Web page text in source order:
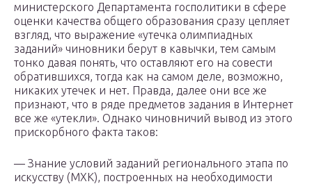
министерского Департамента госполитики в сфере
оценки качества общего образования сразу цепляет
взгляд, что выражение «утечка олимпиадных
заданий» чиновники берут в кавычки, тем самым
тонко давая понять, что оставляют его на совести
обратившихся, тогда как на самом деле, возможно,
никаких утечек и нет. Правда, далее они все же
признают, что в ряде предметов задания в Интернет
все же «утекли». Однако чиновничий вывод из этого
прискорбного факта таков:
— Знание условий заданий регионального этапа по
искусству (МХК), построенных на необходимости